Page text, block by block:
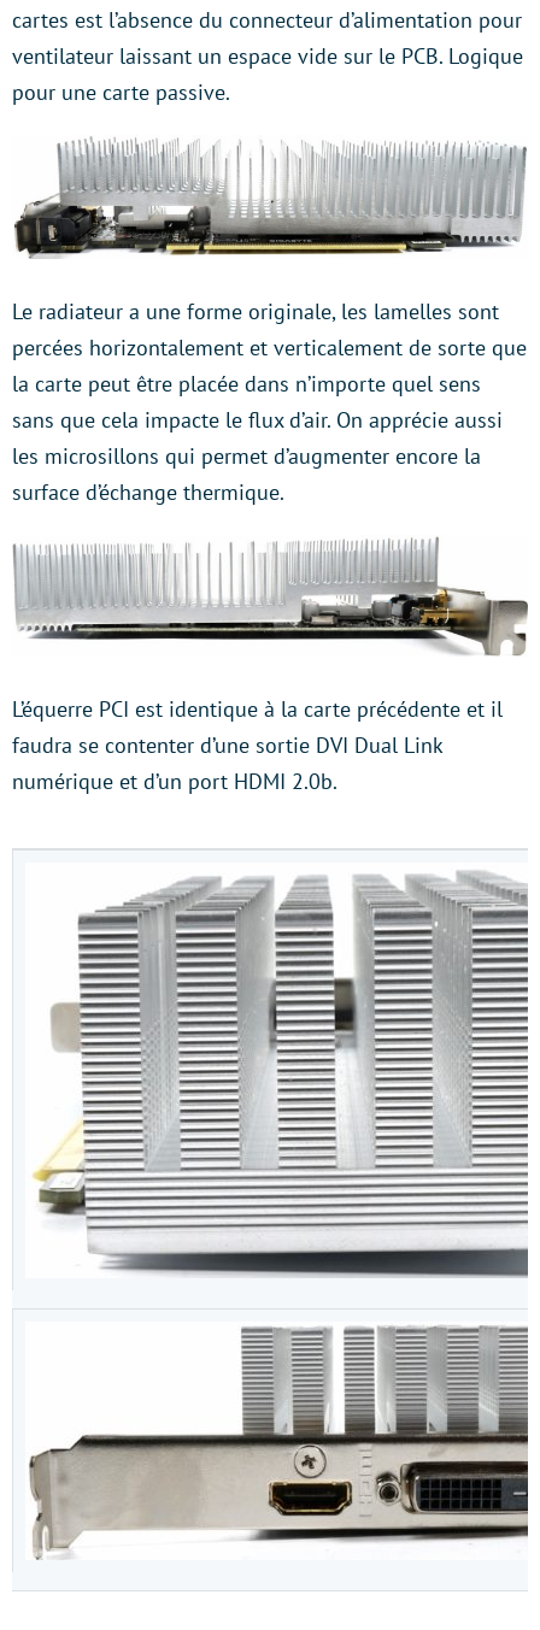
cartes est l’absence du connecteur d’alimentation pour
ventilateur laissant un espace vide sur le PCB. Logique
pour une carte passive.
Le radiateur a une forme originale, les lamelles sont
percées horizontalement et verticalement de sorte que
la carte peut être placée dans n’importe quel sens
sans que cela impacte le flux d’air. On apprécie aussi
les microsillons qui permet d’augmenter encore la
surface d’échange thermique.
L’équerre PCI est identique à la carte précédente et il
faudra se contenter d’une sortie DVI Dual Link
numérique et d’un port HDMI 2.0b.